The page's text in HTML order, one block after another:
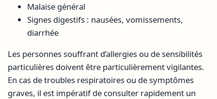
Malaise général
Signes digestifs : nausées, vomissements,
diarrhée
Les personnes souffrant d’allergies ou de sensibilités
particulières doivent être particulièrement vigilantes.
En cas de troubles respiratoires ou de symptômes
graves, il est impératif de consulter rapidement un